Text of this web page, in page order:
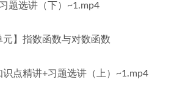
题选讲（下）~1.mp4
】指数函数与对数函数
点精讲+习题选讲（上）~1.mp4